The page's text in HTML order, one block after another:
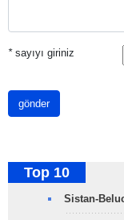
*sayıyı giriniz
gönder
Top 10
Sistan-